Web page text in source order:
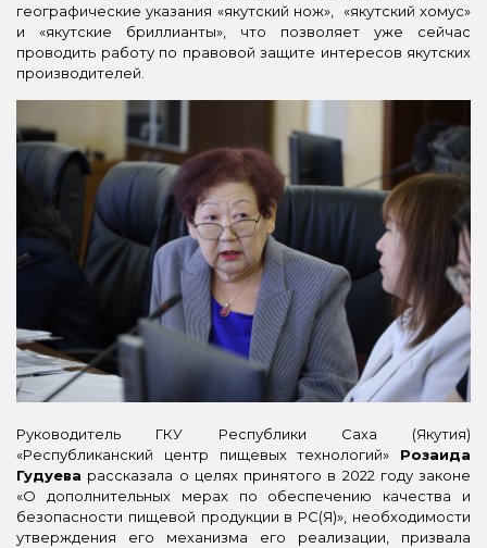
географические указания «якутский нож», «якутский хомус»
и «якутские бриллианты», что позволяет уже сейчас
проводить работу по правовой защите интересов якутских
производителей.
Руководитель ГКУ Республики Саха (Якутия)
«Республиканский центр пищевых технологий» Розаида
Гудуева рассказала о целях принятого в 2022 году законе
«О дополнительных мерах по обеспечению качества и
безопасности пищевой продукции в РС(Я)», необходимости
утверждения его механизма его реализации, призвала